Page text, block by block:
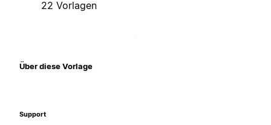
22 Vorlagen
Über diese Vorlage
Support